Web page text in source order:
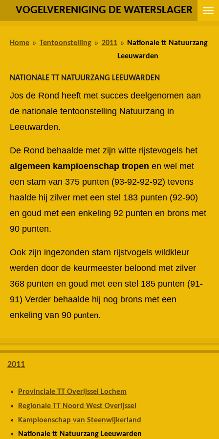
VOGELVERENIGING DE WATERSLAGER
Home » Tentoonstelling » 2011 » Nationale tt Natuurzang
Leeuwarden
NATIONALE TT NATUURZANG LEEUWARDEN
Jos de Rond heeft met succes deelgenomen aan
de nationale tentoonstelling Natuurzang in
Leeuwarden.
De Rond behaalde met zijn witte rijstevogels het
algemeen kampioenschap tropen en wel met
een stam van 375 punten (93-92-92-92) tevens
haalde hij zilver met een stel 183 punten (92-90)
en goud met een enkeling 92 punten en brons met
90 punten.
Ook zijn ingezonden stam rijstvogels wildkleur
werden door de keurmeester beloond met zilver
368 punten en goud met een stel 185 punten (91-
91) Verder behaalde hij nog brons met een
enkeling van 90 punten.
2011
Provinciale TT Overijssel Lochem
Regionale TT Noord West Overijssel
Kampioenschap van Steenwijkerland
Nationale tt Natuurzang Leeuwarden